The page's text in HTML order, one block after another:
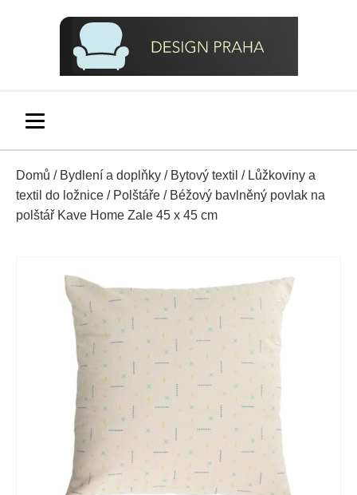
Domů / Bydlení a doplňky / Bytový textil / Lůžkoviny a
textil do ložnice / Polštáře / Béžový bavlněný povlak na
polštář Kave Home Zale 45 x 45 cm